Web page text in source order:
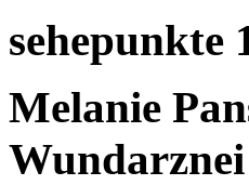
sehepunkte
Melanie